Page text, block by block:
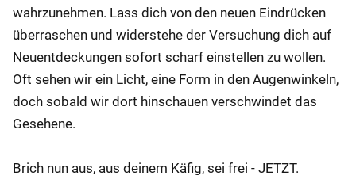
wahrzunehmen. Lass dich von den neuen Eindrücken
überraschen und widerstehe der Versuchung dich auf
Neuentdeckungen sofort scharf einstellen zu wollen.
Oft sehen wir ein Licht, eine Form in den Augenwinkeln,
doch sobald wir dort hinschauen verschwindet das
Gesehene.
Brich nun aus, aus deinem Käfig, sei frei - JETZT.